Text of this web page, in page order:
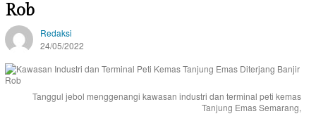
Rob
Redaksi
24/05/2022
Tanggul jebol menggenangi kawasan industri dan terminal peti kemas
Tanjung Emas Semarang,